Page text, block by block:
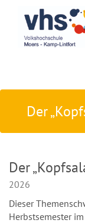
Der
Der
2026
Dieser
Herbstsemester